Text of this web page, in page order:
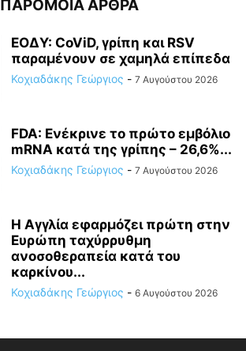
ΠΑΡΟΜΟΙΑ ΑΡΘΡΑ
ΕΟΔΥ: CoViD, γρίπη και RSV
παραμένουν σε χαμηλά επίπεδα
Κοχιαδάκης Γεώργιος - 7 Αυγούστου 2026
FDA: Ενέκρινε το πρώτο εμβόλιο
mRNA κατά της γρίπης – 26,6%...
Κοχιαδάκης Γεώργιος - 7 Αυγούστου 2026
Η Αγγλία εφαρμόζει πρώτη στην
Ευρώπη ταχύρρυθμη
ανοσοθεραπεία κατά του
καρκίνου...
Κοχιαδάκης Γεώργιος - 6 Αυγούστου 2026